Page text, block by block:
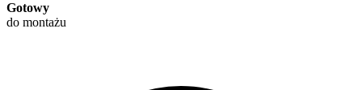
Gotowy
do montażu